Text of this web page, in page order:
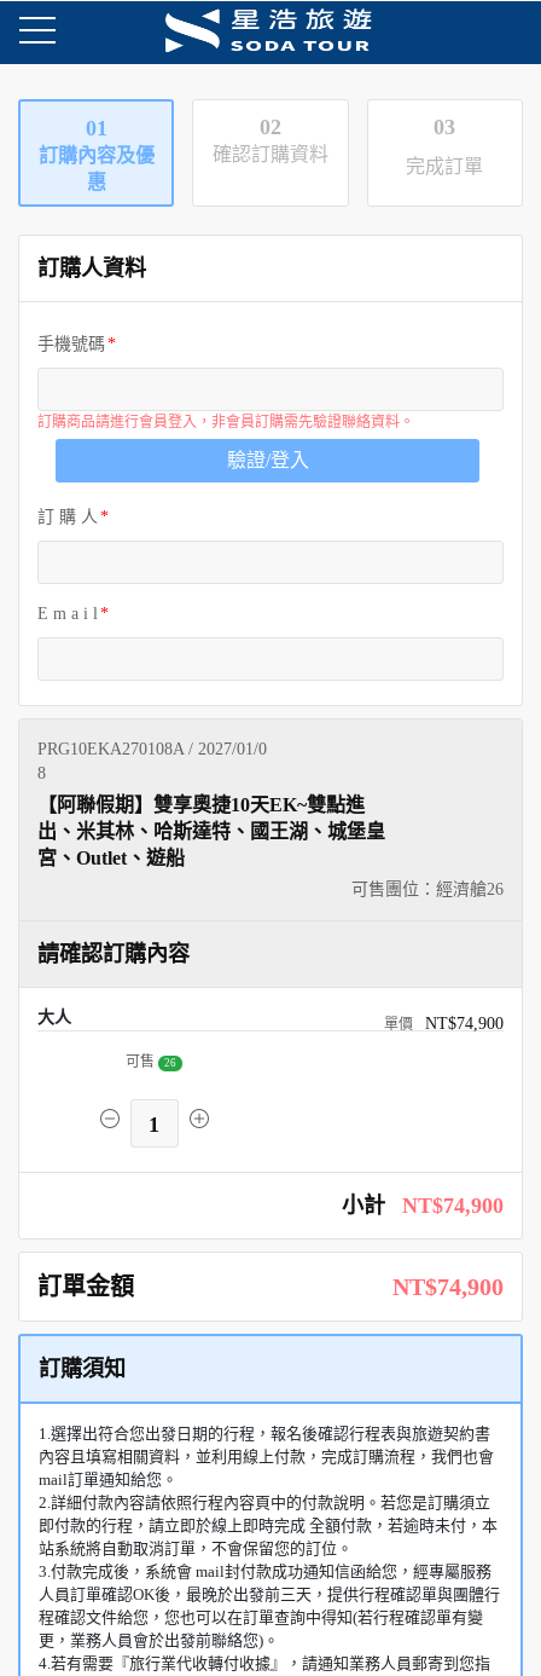
01
訂購內容及優
惠
02
確認訂購資料
03
完成訂單
訂購人資料
手機號碼
訂購商品請進行會員登入，非會員訂購需先驗證聯絡資料。
驗證/登入
訂 購 人
E m a i l
PRG10EKA270108A / 2027/01/0
8
可售團位：經濟艙26
【阿聯假期】雙享奧捷10天EK~雙點進
出、米其林、哈斯達特、國王湖、城堡皇
宮、Outlet、遊船
請確認訂購內容
大人 NT$74,900
可售 26
1
小計 NT$74,900
訂單金額 NT$74,900
訂購須知
1.選擇出符合您出發日期的行程，報名後確認行程表與旅遊契約書
內容且填寫相關資料，並利用線上付款，完成訂購流程，我們也會
mail訂單通知給您。
2.詳細付款內容請依照行程內容頁中的付款說明。若您是訂購須立
即付款的行程，請立即於線上即時完成 全額付款，若逾時未付，本
站系統將自動取消訂單，不會保留您的訂位。
3.付款完成後，系統會 mail封付款成功通知信函給您，經專屬服務
人員訂單確認OK後，最晚於出發前三天，提供行程確認單與團體行
程確認文件給您，您也可以在訂單查詢中得知(若行程確認單有變
更，業務人員會於出發前聯絡您)。
4.若有需要『旅行業代收轉付收據』，請通知業務人員郵寄到您指